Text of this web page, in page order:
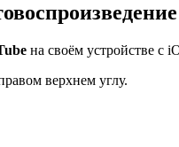
на своём устройстве с
верхнем углу.